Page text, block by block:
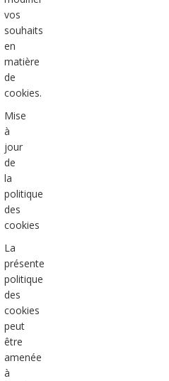
vos
souhaits
en
matière
de
cookies.
Mise
à
jour
de
la
politique
des
cookies
La
présente
politique
des
cookies
peut
être
amenée
à